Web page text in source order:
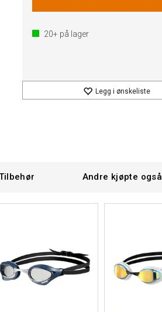
20+ på lager
Legg i ønskeliste
Andre kjøpte også